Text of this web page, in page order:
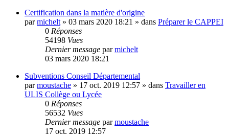
Certification dans la matière d'origine
parmichelt » 03 mars 2020 18:21 » dans Préparer le CAPPEI
0 Réponses
54198 Vues
Dernier message parmichelt
03 mars 2020 18:21
Subventions Conseil Départemental
parmoustache » 17 oct. 2019 12:57 » dans Travailler en
ULIS Collège ou Lycée
0 Réponses
56532 Vues
Dernier message parmoustache
17 oct. 2019 12:57